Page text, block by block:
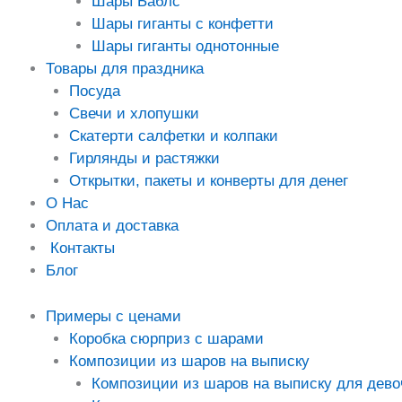
Шары гиганты с конфетти
Шары гиганты однотонные
Товары для праздника
Посуда
Свечи и хлопушки
Скатерти салфетки и колпаки
Гирлянды и растяжки
Открытки, пакеты и конверты для денег
О Нас
Оплата и доставка
Контакты
Блог
Примеры с ценами
Коробка сюрприз с шарами
Композиции из шаров на выписку
Композиции из шаров на выписку для